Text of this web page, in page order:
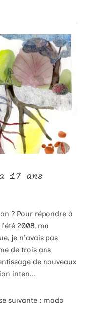
17 ans
? Pour répondre à
2008, ma
je n'avais pas
de trois ans
de nouveaux
inten...
suivante : mado